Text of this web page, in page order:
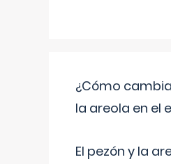
¿Cómo
la areola en el
El pezón y la